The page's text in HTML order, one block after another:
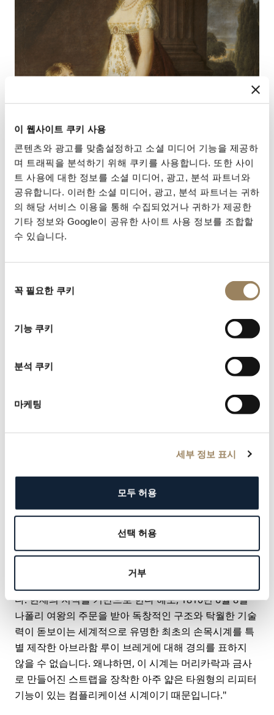
이 웹사이트 쿠키 사용
콘텐츠와 광고를 맞춤설정하고 소셜 미디어 기능을 제공하
며 트래픽을 분석하기 위해 쿠키를 사용합니다. 또한 사이
트 사용에 대한 정보를 소셜 미디어, 광고, 분석 파트너와
공유합니다. 이러한 소셜 미디어, 광고, 분석 파트너는 귀하
의 해당 서비스 이용을 통해 수집되었거나 귀하가 제공한
기타 정보와 Google이 공유한 사이트 사용 정보를 조합할
수 있습니다.
꼭 필요한 쿠키
기능 쿠키
분석 쿠키
마케팅
세부 정보 표시
모두 허용
선택 허용
거부
는 파리 방돔(Vendôme) 광장으로 떠나봅니다. 먼저, 브
특수한 요구사항들을 모아 놓은 특별 주문 장부(‘의뢰’ 기
록)를 살펴보겠습니다. 흥미로운 이 장부는 아브라함 루
이 브레게가 주로 유명 인사나 권력가들인 그의 고객들을
위해 실현시키기기로 한 모든 종류의 컴플리케이션과 환
조금 특별한 시계 2개, 즉 가격이 100루이 금화인 그랜드
컴플리케이션 휴대용 시계와 ‘가격이 5,000프랑인 손목에
착용하는 리피터 시계’를 주문한 것을 확인할 수 있습니
떻게 발전되었는지 살펴보겠습니다.
여러 정보(크기, 다이얼의 기능적 배치, 스트랩의 형태, 고
정 및 잠금 방식)가 부족하지만, 자료에 나와 있는 설명 덕
분에 시계에 대한 개념을 얻을 수 있었고 예술 작품과도
다. 현재의 지식을 기반으로 한다 해도, 1810년 6월 8일
나폴리 여왕의 주문을 받아 독창적인 구조와 탁월한 기술
력이 돋보이는 세계적으로 유명한 최초의 손목시계를 특
별 제작한 아브라함 루이 브레게에 대해 경의를 표하지
않을 수 없습니다. 왜냐하면, 이 시계는 머리카락과 금사
로 만들어진 스트랩을 장착한 아주 얇은 타원형의 리피터
기능이 있는 컴플리케이션 시계이기 때문입니다."